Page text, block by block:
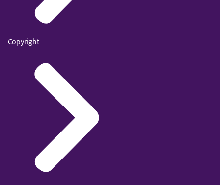
Copyright